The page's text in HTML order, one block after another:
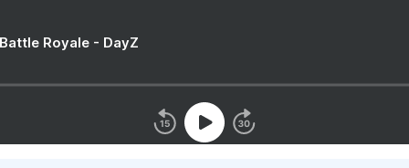
Royale - DayZ